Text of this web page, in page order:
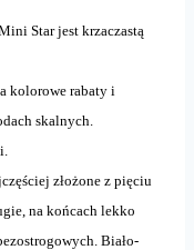
Star jest krzaczastą
kolorowe rabaty i
skalnych.
złożone z pięciu
na końcach lekko
Biało-